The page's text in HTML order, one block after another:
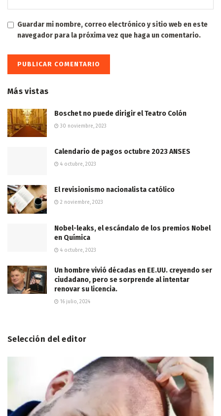
Guardar mi nombre, correo electrónico y sitio web en este
navegador para la próxima vez que haga un comentario.
Más vistas
Boschet no puede dirigir el Teatro Colón
30 noviembre, 2023
Calendario de pagos octubre 2023 ANSES
4 octubre, 2023
El revisionismo nacionalista católico
2 noviembre, 2023
Nobel-leaks, el escándalo de los premios Nobel
en Química
4 octubre, 2023
Un hombre vivió décadas en EE.UU. creyendo ser
ciudadano, pero se sorprende al intentar
renovar su licencia.
16 julio, 2024
Selección del editor